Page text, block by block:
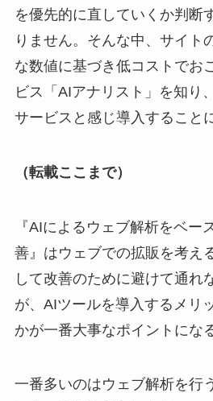
を優先的に直していくか判断
りません。そんな中、サイト
な数値に基づき低コストでお
ビス「AIアナリスト」を知り
サービスと感じ導入すること
（転載ここまで）
『AIによるウェブ解析をベー
善』はウェブでの拡販を考え
して改善のために避けて通れ
が、AIツールを導入するメリ
かが一番大事なポイントにな
一番多いのはウェブ解析を行